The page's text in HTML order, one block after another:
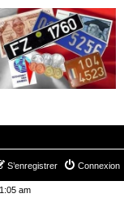
Connexion
S’enregistrer
am